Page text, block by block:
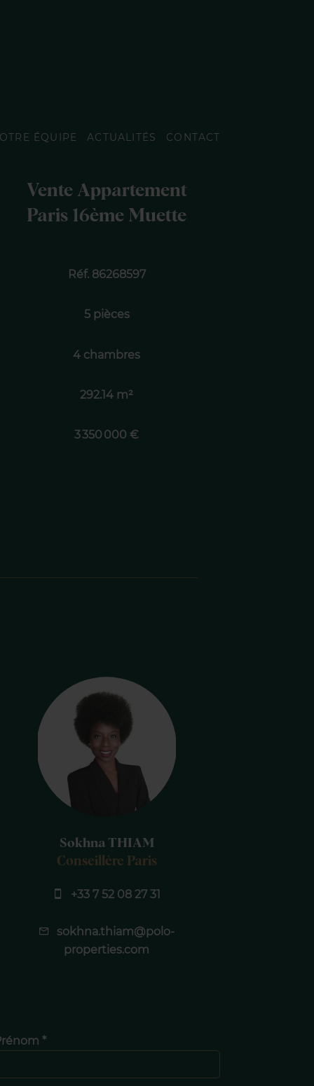
ÉQUIPE ACTUALITÉS CONTACT
Vente Appartement
Paris 16ème Muette
Réf. 86268597
5 pièces
4 chambres
292.14 m²
3 350 000 €
Sokhna THIAM
Conseillère Paris
+33 7 52 08 27 31
sokhna.thiam@polo-
properties.com
*